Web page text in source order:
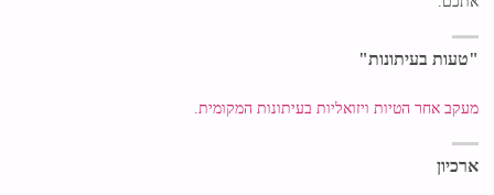
"טעות בעיתונות"
מעקב אחר הטיות ויזואליות בעיתונות המקומית.
ארכיון